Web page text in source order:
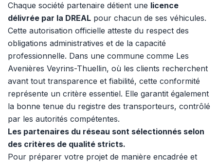
Chaque société partenaire détient une licence
délivrée par la DREAL pour chacun de ses véhicules.
Cette autorisation officielle atteste du respect des
obligations administratives et de la capacité
professionnelle. Dans une commune comme Les
Avenières Veyrins-Thuellin, où les clients recherchent
avant tout transparence et fiabilité, cette conformité
représente un critère essentiel. Elle garantit également
la bonne tenue du registre des transporteurs, contrôlé
par les autorités compétentes.
Les partenaires du réseau sont sélectionnés selon
des critères de qualité stricts.
Pour préparer votre projet de manière encadrée et